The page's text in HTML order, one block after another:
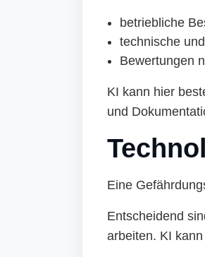
betriebliche
technische
Bewertungen
KI kann hier
und
Eine
Entscheidend
arbeiten. KI